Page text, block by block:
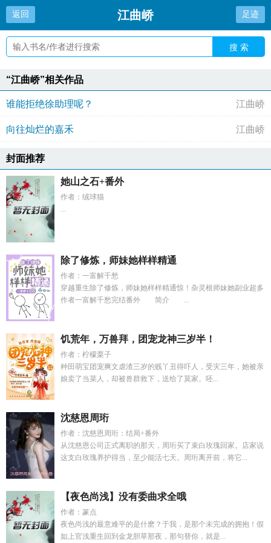
返回 江曲峤 足迹
搜 索
“江曲峤”相关作品
谁能拒绝徐助理呢？ 江曲峤
向往灿烂的嘉禾 江曲峤
封面推荐
她山之石+番外
作者：绒球猫
...
除了修炼，师妹她样样精通
作者：一富解千愁
穿越重生除了修炼，师妹她样样精通惊！杂灵根师妹她副业超多
作者一富解千愁完结番外 简介 ...
饥荒年，万兽拜，团宠龙神三岁半！
作者：柠檬栗子
种田萌宝团宠爽文虐渣三岁的贱丫丑得吓人，受灾三年，她被亲
娘卖了当菜人，却被兽群救下，送给了莫家。呸...
沈慈恩周珩
作者：沈慈恩周珩：结局+番外
从沈慈恩公司正式离职的那天，周珩买了束白玫瑰回家。店家说
这支白玫瑰养护得当，至少能活七天。周珩离开前，将它...
【夜色尚浅】没有委曲求全哦
作者：篆点
夜色尚浅的最意难平的是什麽？于我，是那个未完成的拥抱！假
如上官浅重生回到金龙胆草那夜，那句替你，就是...